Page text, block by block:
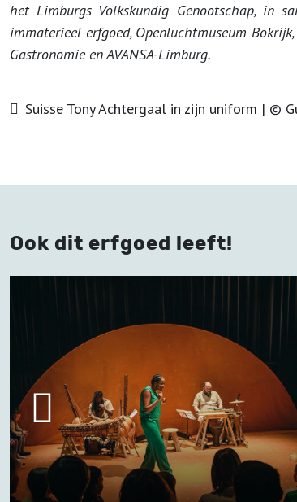
het Limburgs Volkskundig Genootschap, in
immaterieel erfgoed, Openluchtmuseum
Gastronomie en AVANSA-Limburg.
Suisse Tony Achtergaal in zijn uniform | ©
Ook dit erfgoed leeft!